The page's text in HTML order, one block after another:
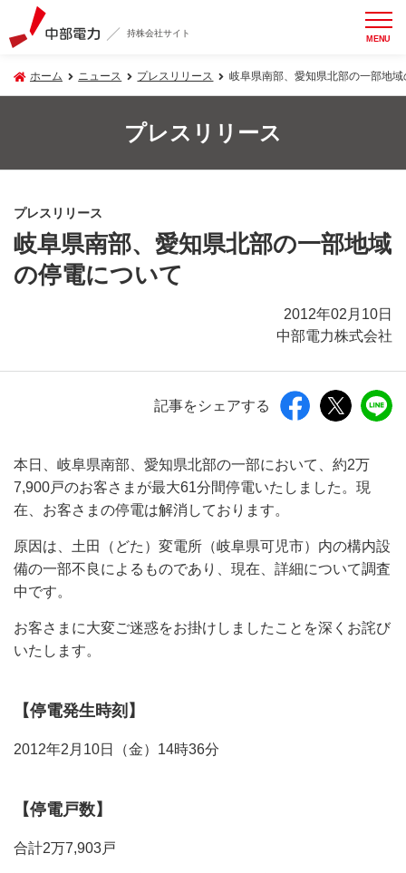
持株会社サイト MENU
ホーム ニュース プレスリリース 岐阜県南部、愛知県北部の一部地
プレスリリース
プレスリリース
岐阜県南部、愛知県北部の一部地域
の停電について
2012年02月10日
中部電力株式会社
記事をシェアする
本日、岐阜県南部、愛知県北部の一部において、約2万
7,900戸のお客さまが最大61分間停電いたしました。現
在、お客さまの停電は解消しております。
原因は、土田（どた）変電所（岐阜県可児市）内の構内設
備の一部不良によるものであり、現在、詳細について調査
中です。
お客さまに大変ご迷惑をお掛けしましたことを深くお詫び
いたします。
【停電発生時刻】
2012年2月10日（金）14時36分
【停電戸数】
合計2万7,903戸